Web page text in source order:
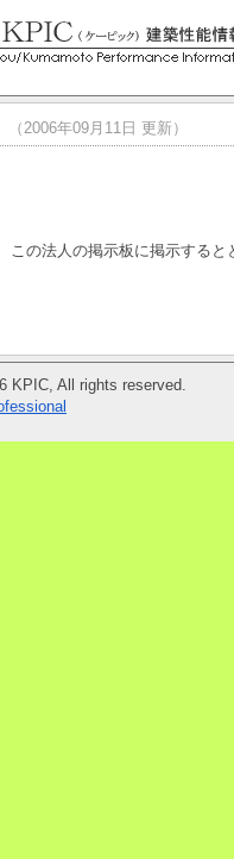
（2006年09月11日 更新）
この法人の掲示板に掲示する
KPIC, All rights reserved.